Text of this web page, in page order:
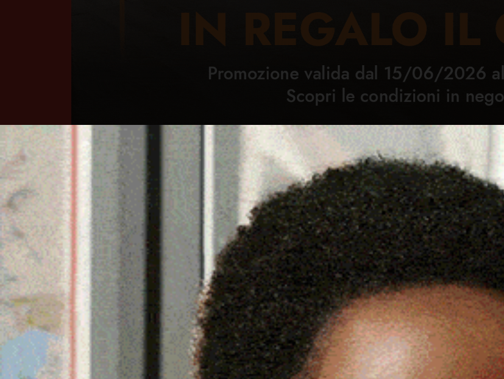
Home Ozieri Territorio Sardegna Cronaca Attualità Sport Cultura
CONTRATTI DI FILIERA, ALBIERI: «BENE RICHIESTA DI
PROROGA AVANZATA DALL’ASSESSORE AGUS»
31 Gennaio 2026, 19:48